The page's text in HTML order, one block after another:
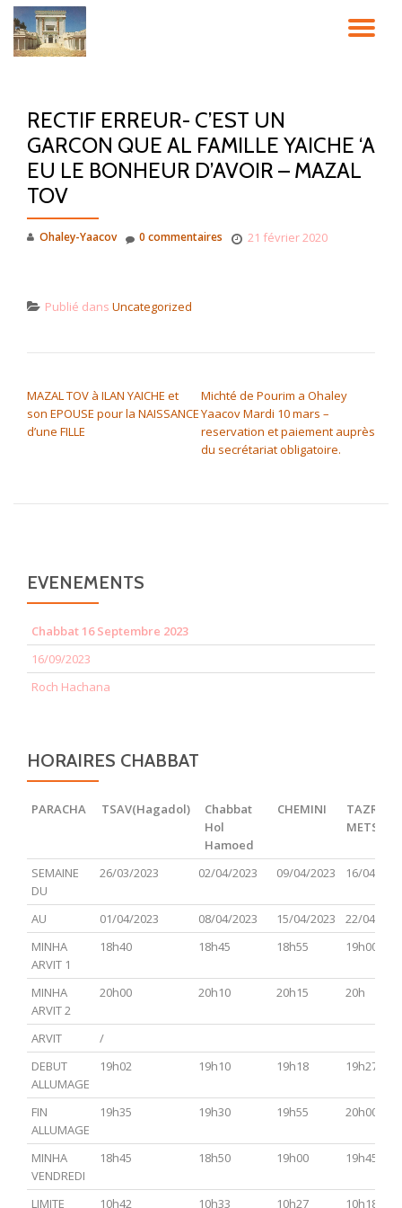
Aller
RECTIF ERREUR- C’EST UN
GARCON QUE AL FAMILLE YAICHE ‘A
EU LE BONHEUR D’AVOIR – MAZAL
TOV
Ohaley-Yaacov 21 février 2020
0 commentaires
Publié dans Uncategorized
MAZAL TOV à ILAN YAICHE et
son EPOUSE pour la NAISSANCE
d’une FILLE
Michté de Pourim a Ohaley
Yaacov Mardi 10 mars –
reservation et paiement auprès
du secrétariat obligatoire.
EVENEMENTS
Chabbat 16 Septembre 2023
16/09/2023
Roch Hachana
HORAIRES CHABBAT
PARACHA TSAV(Hagadol)
Chabbat
Hol
Hamoed
CHEMINI
TAZRIA
PARACHA TSAV(Hagadol)
Chabbat
Hamoed
CHEMINI
TAZRIA
SEMAINE
DU
26/03/2023 02/04/2023 09/04/2023 16/04/
AU 01/04/2023 08/04/2023 15/04/2023
22/04/
MINHA
ARVIT 1
18h40 18h45 18h55 19h00
MINHA
ARVIT 2
20h00 20h10 20h15 20h
ARVIT
/
DEBUT
ALLUMAGE
19h02 19h10 19h18 19h27
FIN
ALLUMAGE
19h35 19h30 19h55 20h00
MINHA
VENDREDI
18h45 18h50 19h00 19h45
LIMITE 10h42 10h33 10h27 10h18